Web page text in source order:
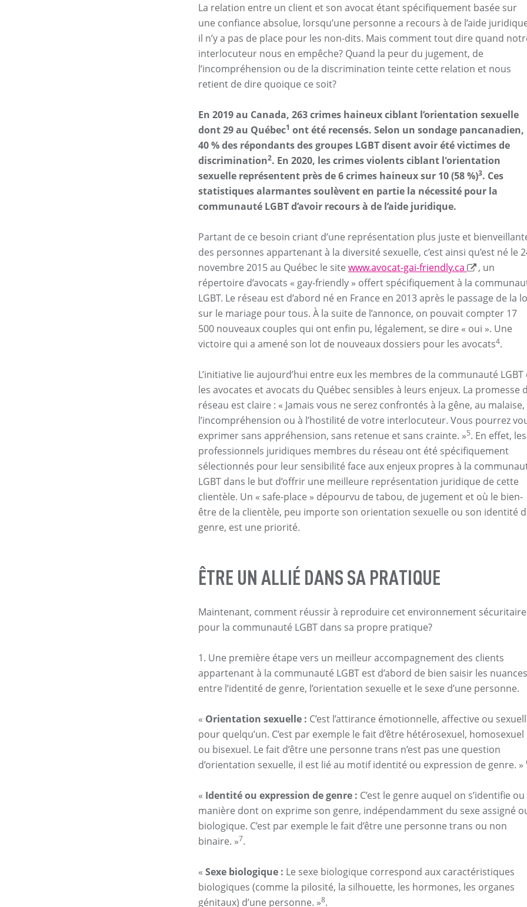
La relation entre un client et son avocat étant spécifiquement basée sur
une confiance absolue, lorsqu’une personne a recours à de l’aide
il n’y a pas de place pour les non-dits. Mais comment tout dire quand
interlocuteur nous en empêche? Quand la peur du jugement, de
l’incompréhension ou de la discrimination teinte cette relation et nous
retient de dire quoique ce soit?
En 2019 au Canada, 263 crimes haineux ciblant l’orientation sexuelle
dont 29 au Québec1 ont été recensés. Selon un sondage pancanadien,
40 % des répondants des groupes LGBT disent avoir été victimes de
discrimination2. En 2020, les crimes violents ciblant l'orientation
sexuelle représentent près de 6 crimes haineux sur 10 (58 %)3. Ces
statistiques alarmantes soulèvent en partie la nécessité pour la
communauté LGBT d’avoir recours à de l’aide juridique.
Partant de ce besoin criant d’une représentation plus juste et
des personnes appartenant à la diversité sexuelle, c’est ainsi qu’est né le
novembre 2015 au Québec le site www.avocat-gai-friendly.ca
, un
répertoire d’avocats « gay-friendly » offert spécifiquement à la
LGBT. Le réseau est d’abord né en France en 2013 après le passage de la
sur le mariage pour tous. À la suite de l’annonce, on pouvait compter 17
500 nouveaux couples qui ont enfin pu, légalement, se dire « oui ». Une
victoire qui a amené son lot de nouveaux dossiers pour les avocats4.
L’initiative lie aujourd’hui entre eux les membres de la communauté LGBT
les avocates et avocats du Québec sensibles à leurs enjeux. La promesse
réseau est claire : « Jamais vous ne serez confrontés à la gêne, au malaise,
l’incompréhension ou à l’hostilité de votre interlocuteur. Vous pourrez
exprimer sans appréhension, sans retenue et sans crainte. »5. En effet, les
professionnels juridiques membres du réseau ont été spécifiquement
sélectionnés pour leur sensibilité face aux enjeux propres à la
LGBT dans le but d’offrir une meilleure représentation juridique de cette
clientèle. Un « safe-place » dépourvu de tabou, de jugement et où le bien-
être de la clientèle, peu importe son orientation sexuelle ou son identité
genre, est une priorité.
ÊTRE UN ALLIÉ DANS SA PRATIQUE
Maintenant, comment réussir à reproduire cet environnement sécuritaire
pour la communauté LGBT dans sa propre pratique?
1. Une première étape vers un meilleur accompagnement des clients
appartenant à la communauté LGBT est d’abord de bien saisir les nuances
entre l’identité de genre, l’orientation sexuelle et le sexe d’une personne.
« Orientation sexuelle : C’est l’attirance émotionnelle, affective ou
pour quelqu’un. C’est par exemple le fait d’être hétérosexuel, homosexuel
ou bisexuel. Le fait d’être une personne trans n’est pas une question
d’orientation sexuelle, il est lié au motif identité ou expression de genre. »
« Identité ou expression de genre : C’est le genre auquel on s’identifie ou
manière dont on exprime son genre, indépendamment du sexe assigné
biologique. C’est par exemple le fait d’être une personne trans ou non
binaire. »7.
« Sexe biologique : Le sexe biologique correspond aux caractéristiques
biologiques (comme la pilosité, la silhouette, les hormones, les organes
génitaux) d’une personne. »8.